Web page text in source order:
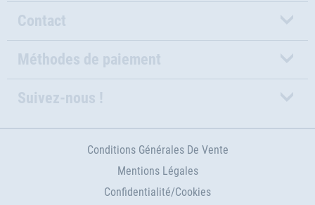
Contact
Méthodes de paiement
Suivez-nous !
Conditions Générales De Vente
Mentions Légales
Confidentialité/Cookies